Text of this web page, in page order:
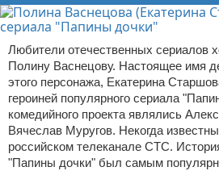
Любители отечественных сериалов
Полину Васнецову. Настоящее имя
этого персонажа, Екатерина
героиней популярного сериала
комедийного проекта являлись
Вячеслав Муругов. Некогда
российском телеканале СТС.
"Папины дочки" был самым